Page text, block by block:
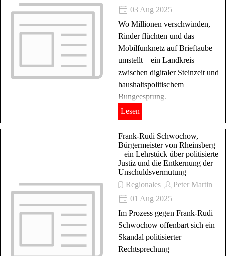
03 Aug 2025
Wo Millionen verschwinden,
Rinder flüchten und das
Mobilfunknetz auf Brieftaube
umstellt – ein Landkreis
zwischen digitaler Steinzeit und
haushaltspolitischem
Bungeesprung.
Lesen
Frank-Rudi Schwochow,
Bürgermeister von Rheinsberg
– ein Lehrstück über politisierte
Justiz und die Entkernung der
Unschuldsvermutung
Regionales
Peter Martin
01 Aug 2025
Im Prozess gegen Frank-Rudi
Schwochow offenbart sich ein
Skandal politisierter
Rechtsprechung –